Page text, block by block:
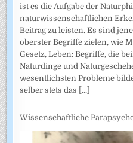
ist es die Aufgabe der
naturwissenschaftlichen
Beitrag zu leisten. Es sind
oberster Begriffe zielen, wie
Gesetz, Leben: Begriffe, die
Naturdinge und
wesentlichsten Probleme
selber stets das [...]
Wissenschaftliche